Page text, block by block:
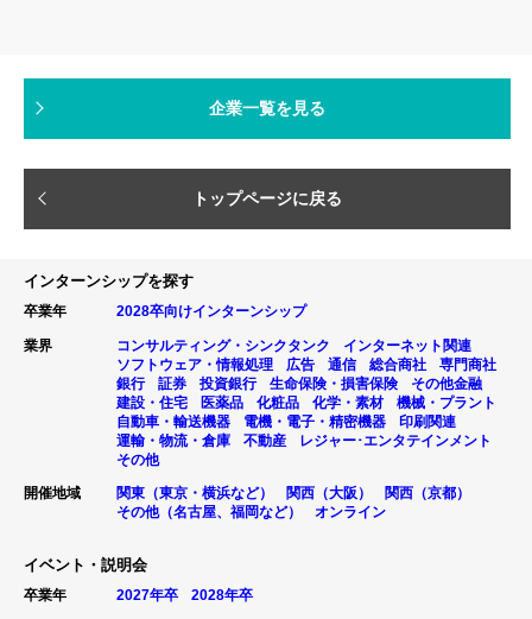
企業一覧を見る
トップページに戻る
インターンシップを探す
卒業年 2028卒向けインターンシップ
業界 コンサルティング・シンクタンク
インターネット関連
ソフトウェア・情報処理
広告 通信 総合商社
専門商社
銀行
証券 投資銀行 生命保険・損害保険
その他金融
建設・住宅
医薬品 化粧品 化学・素材
機械・プラント
自動車・輸送機器
電機・電子・精密機器
印刷関連
運輸・物流・倉庫
不動産
レジャー･エンタテインメント
その他
開催地域
関東（東京・横浜など） 関西（大阪）
関西（京都）
その他（名古屋、福岡など）
オンライン
イベント・説明会
卒業年 2027年卒 2028年卒